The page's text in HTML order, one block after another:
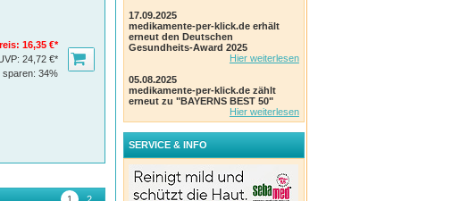
16,35 €*
24,72 €*
sparen:34%
17.09.2025
medikamente-per-klick.de erhält
erneut den Deutschen
Gesundheits-Award 2025
Hier weiterlesen
05.08.2025
medikamente-per-klick.de zählt
erneut zu "BAYERNS BEST 50"
Hier weiterlesen
SERVICE & INFO